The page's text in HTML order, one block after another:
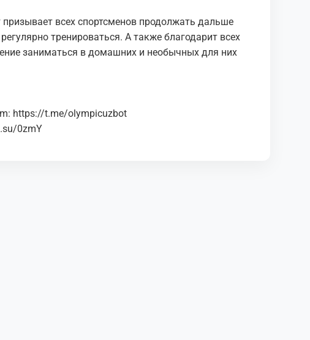
всех спортсменов продолжать дальше
тренироваться. А также благодарит всех
заниматься в домашних и необычных для них
https://t.me/olympicuzbot
0zmY